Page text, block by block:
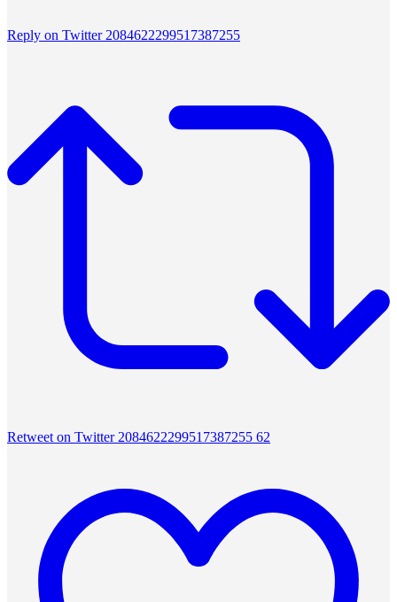
Reply on Twitter 2084622299517387255
Retweet on Twitter 2084622299517387255 62